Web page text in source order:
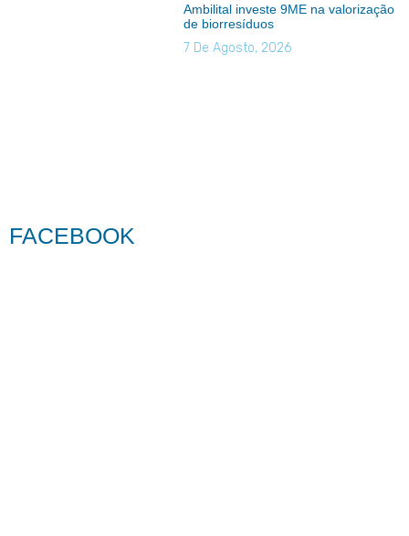
Ambilital investe 9ME na valorização
de biorresíduos
7 De Agosto, 2026
FACEBOOK